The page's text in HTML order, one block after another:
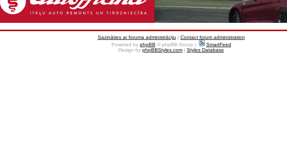
Sazināties ar foruma administrāciju | Contact forum administration
Powered by phpBB © phpBB Group |
SmartFeed
Design by phpBBStyles.com | Styles Database